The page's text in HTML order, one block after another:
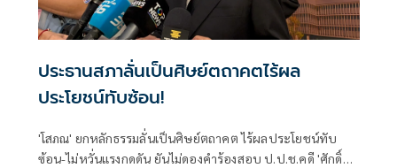
ประธานสภาลั่นเป็นศิษย์ตถาคตไร้ผล
ประโยชน์ทับซ้อน!
'โสภณ' ยกหลักธรรมลั่นเป็นศิษย์ตถาคต ไร้ผลประโยชน์ทับ
ซ้อน-ไม่หวั่นแรงกดดัน ยันไม่ดองคำร้องสอบ ป.ป.ช.คดี 'ศักดิ์